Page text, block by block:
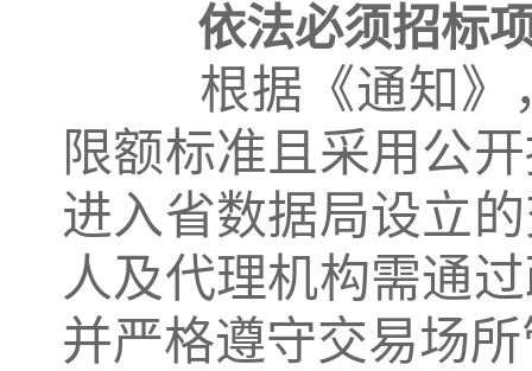
依法必须招标
根据《通知》
限额标准且采用公
进入省数据局设立
人及代理机构需通
并严格遵守交易场